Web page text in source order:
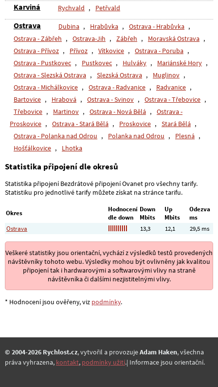
Karviná Rychvald , Petřvald
Ostrava Dubina , Hrabůvka , Ostrava - Hrabůvka ,
Ostrava - Zábřeh , Ostrava-Jih , Zábřeh , Moravská Ostrava ,
Ostrava - Přívoz , Přívoz , Vítkovice , Ostrava - Poruba ,
Ostrava - Pustkovec , Pustkovec , Hulváky , Mariánské Hory ,
Ostrava - Slezská Ostrava , Slezská Ostrava , Muglinov ,
Ostrava - Michálkovice , Ostrava - Radvanice , Radvanice ,
Bartovice , Hrabová , Ostrava - Svinov , Ostrava - Třebovice ,
Třebovice , Martinov , Ostrava - Nová Bělá ,
Ostrava -
Proskovice , Ostrava - Stará Bělá , Proskovice , Stará Bělá ,
Ostrava - Polanka nad Odrou , Polanka nad Odrou , Plesná ,
Hošťálkovice , Lhotka
Statistika připojení dle okresů
Statistika připojení Bezdrátové připojení Ovanet pro všechny tarify.
Statistiku pro jednotlivé tarify můžete získat na stránce tarifu.
Okres
Hodnocení
dle down
Down
Mbits
Up
Mbits
Odezva
ms
Ostrava
13,3 12,1 29,5 ms
Veškeré statistiky jsou orientační, vychází z výsledků testů provedených
návštěvníky tohoto webu. Výsledky mohou být ovlivněny jak kvalitou
připojení tak i hardwarovými a softwarovými vlivy na straně
návštěvníka či dalšími nezjistitelnými vlivy.
* Hodnocení jsou ověřeny, viz podmínky.
© 2004-2026 Rychlost.cz, vytvořil a provozujeAdam Haken, všechna
práva vyhrazena, kontakt, podmínky užití.| Informace jsou orientační.